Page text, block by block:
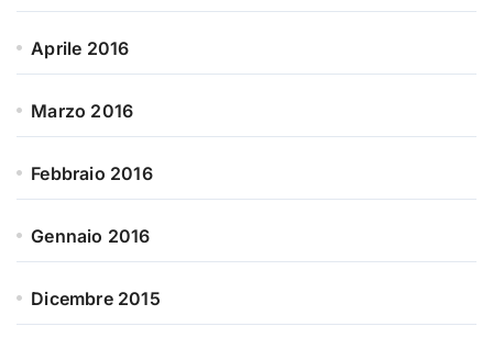
Aprile 2016
Marzo 2016
Febbraio 2016
Gennaio 2016
Dicembre 2015